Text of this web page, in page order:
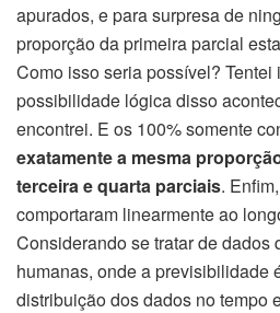
apurados, e para surpresa de
proporção da primeira parcial
Como isso seria possível? Tentei
possibilidade lógica disso
encontrei. E os 100% somente
exatamente a mesma
terceira e quarta parciais.
comportaram linearmente ao
Considerando se tratar de dados
humanas, onde a previsibilidade
distribuição dos dados no tempo